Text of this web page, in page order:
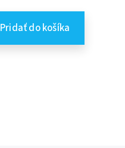
Pridať do košíka